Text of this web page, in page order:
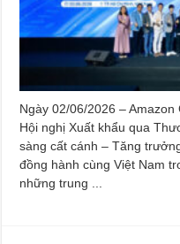
Ngày 02/06/2026 –
Hội nghị Xuất khẩu qua
sàng cất cánh – Tăng
đồng hành cùng Việt Nam
những trung ...